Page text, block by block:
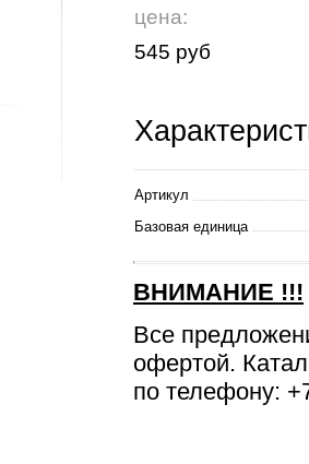
цена:
545 руб
Артикул
Базовая единица
ВНИМАНИЕ !!!
Все
офертой.
по телефону: